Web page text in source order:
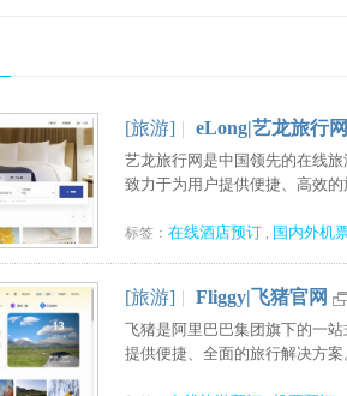
[旅游] | eLong|艺龙旅行
艺龙旅行网是中国领先的在线
致力于为用户提供便捷、高效
标签： 在线酒店预订 , 国内外机
[旅游] | Fliggy|飞猪官网
飞猪是阿里巴巴集团旗下的一
提供便捷、全面的旅行解决方案